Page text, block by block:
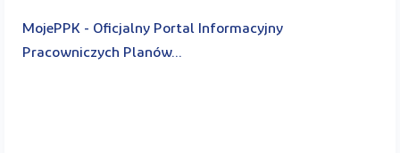
MojePPK - Oficjalny Portal Informacyjny
Pracowniczych Planów...